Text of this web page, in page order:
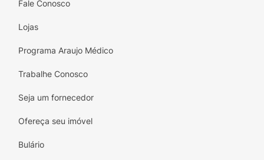
Fale Conosco
Lojas
Programa Araujo Médico
Trabalhe Conosco
Seja um fornecedor
Ofereça seu imóvel
Bulário